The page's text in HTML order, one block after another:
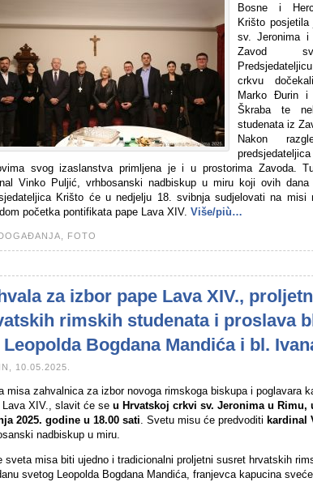
Bosne i
Krišto
sv. Jeronima i
Zavod
crkvu
Marko Đurin i
Škraba te
studenata iz
Nakon
svog izaslanstva primljena je i u prostorima Zavoda.
Vinko Puljić, vrhbosanski nadbiskup u miru koji ovih
Krišto će u nedjelju 18. svibnja sudjelovati na misi
početka pontifikata pape Lava XIV. Više/più…
FOTO
za izbor pape Lava XIV.,
rimskih studenata i proslava
Leopolda Bogdana Mandića i bl.
10.05.2025.
misa zahvalnica za izbor novoga rimskoga biskupa i poglavara
Lava XIV., slavit će se u Hrvatskoj crkvi sv. Jeronima u Rimu,
2025. godine u 18.00 sati. Svetu misu će predvoditi kardinal
nadbiskup u miru.
sveta misa biti ujedno i tradicionalni proljetni susret hrvatskih
svetog Leopolda Bogdana Mandića, franjevca kapucina